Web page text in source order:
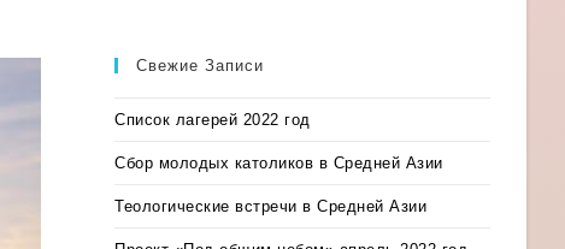
Свежие Записи
Список лагерей 2022 год
Сбор молодых католиков в Средней Азии
Теологические встречи в Средней Азии